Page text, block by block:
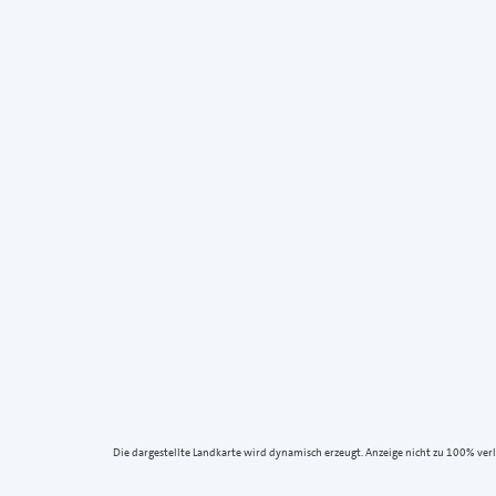
Die dargestellte Landkarte wird dynamisch erzeugt. Anzeige nicht zu 100%